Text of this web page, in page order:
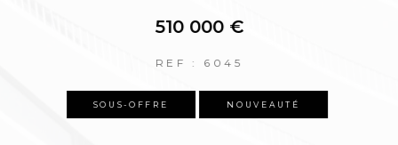
510 000 €
REF : 6045
SOUS-OFFRE NOUVEAUTÉ